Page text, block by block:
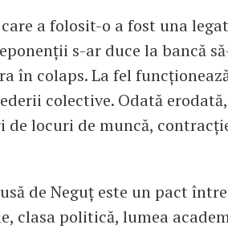
a folosit-o a fost una
s-ar duce la bancă
în colaps. La fel
colective. Odată
de locuri de muncă,
de Neguț este un pact
clasa politică, lumea